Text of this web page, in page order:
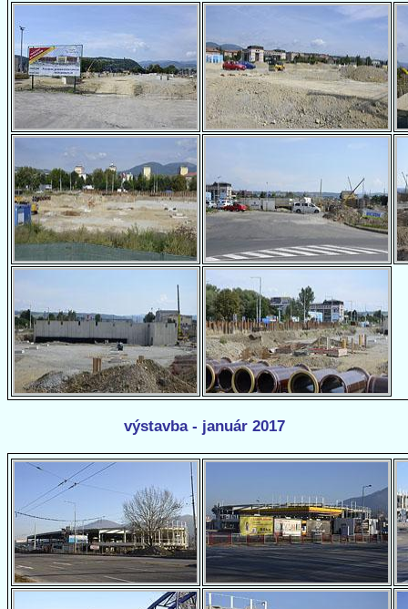
výstavba - január 2017